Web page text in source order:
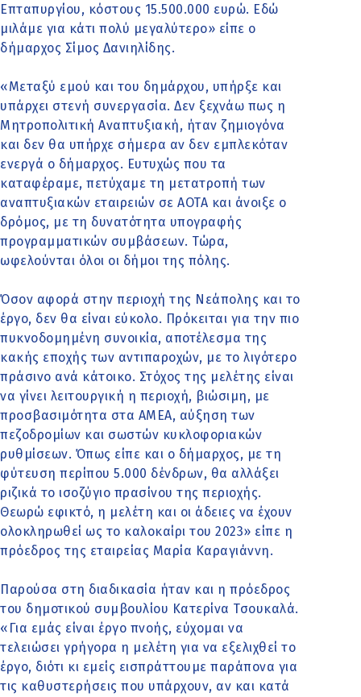
Επταπυργίου, κόστους 15.500.000 ευρώ. Εδώ
μιλάμε για κάτι πολύ μεγαλύτερο» είπε ο
δήμαρχος Σίμος Δανιηλίδης.
«Μεταξύ εμού και του δημάρχου, υπήρξε και
υπάρχει στενή συνεργασία. Δεν ξεχνάω πως η
Μητροπολιτική Αναπτυξιακή, ήταν ζημιογόνα
και δεν θα υπήρχε σήμερα αν δεν εμπλεκόταν
ενεργά ο δήμαρχος. Ευτυχώς που τα
καταφέραμε, πετύχαμε τη μετατροπή των
αναπτυξιακών εταιρειών σε ΑΟΤΑ και άνοιξε ο
δρόμος, με τη δυνατότητα υπογραφής
προγραμματικών συμβάσεων. Τώρα,
ωφελούνται όλοι οι δήμοι της πόλης.
Όσον αφορά στην περιοχή της Νεάπολης και το
έργο, δεν θα είναι εύκολο. Πρόκειται για την πιο
πυκνοδομημένη συνοικία, αποτέλεσμα της
κακής εποχής των αντιπαροχών, με το λιγότερο
πράσινο ανά κάτοικο. Στόχος της μελέτης είναι
να γίνει λειτουργική η περιοχή, βιώσιμη, με
προσβασιμότητα στα ΑΜΕΑ, αύξηση των
πεζοδρομίων και σωστών κυκλοφοριακών
ρυθμίσεων. Όπως είπε και ο δήμαρχος, με τη
φύτευση περίπου 5.000 δένδρων, θα αλλάξει
ριζικά το ισοζύγιο πρασίνου της περιοχής.
Θεωρώ εφικτό, η μελέτη και οι άδειες να έχουν
ολοκληρωθεί ως το καλοκαίρι του 2023» είπε η
πρόεδρος της εταιρείας Μαρία Καραγιάννη.
Παρούσα στη διαδικασία ήταν και η πρόεδρος
του δημοτικού συμβουλίου Κατερίνα Τσουκαλά.
«Για εμάς είναι έργο πνοής, εύχομαι να
τελειώσει γρήγορα η μελέτη για να εξελιχθεί το
έργο, διότι κι εμείς εισπράττουμε παράπονα για
τις καθυστερήσεις που υπάρχουν, αν και κατά